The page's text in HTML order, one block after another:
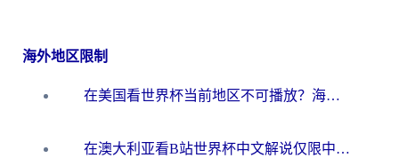
海外地区限制
在美国看世界杯当前地区不可播放？海外党体育观赛终极指南来了！
在澳大利亚看B站世界杯中文解说仅限中国大陆？这篇指南帮你打破限制看遍赛事